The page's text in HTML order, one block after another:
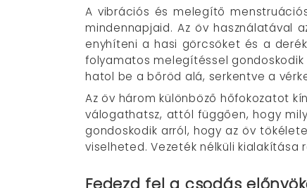
A vibrációs és melegítő
mindennapjaid. Az öv használatával
enyhíteni a hasi görcsöket és a
folyamatos melegítéssel
hatol be a bőröd alá, serkentve a
Az öv három különböző hőfokozatot
válogathatsz, attól függően, hogy
gondoskodik arról, hogy az öv
viselheted. Vezeték nélküli kialakítása